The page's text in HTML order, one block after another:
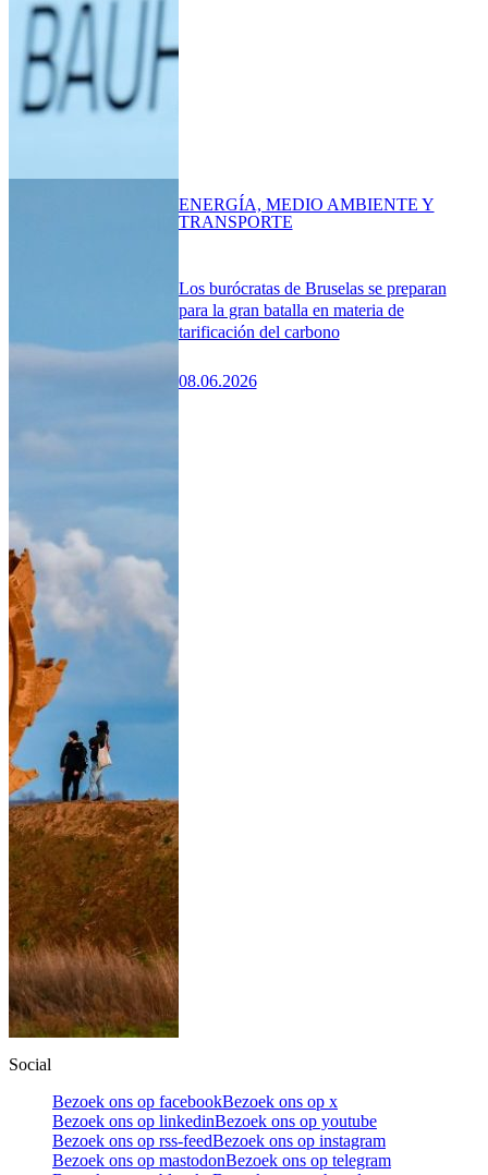
Los burócratas de Bruselas se preparan
para la gran batalla en materia de
tarificación del carbono
08.06.2026
ENERGÍA, MEDIO AMBIENTE Y
TRANSPORTE
Social
Bezoek ons op facebookBezoek ons op x
Bezoek ons op linkedinBezoek ons op youtube
Bezoek ons op rss-feedBezoek ons op instagram
Bezoek ons op mastodonBezoek ons op telegram